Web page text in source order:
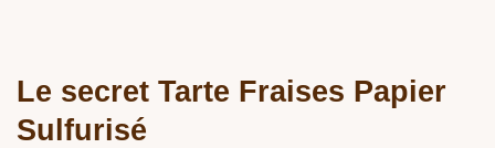
Le secret Tarte Fraises Papier
Sulfurisé